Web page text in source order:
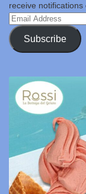
receive
Email
Address
Subscribe